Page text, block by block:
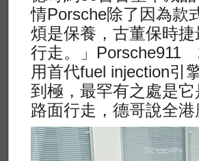
情Porsche除了因為款
煩是保養，古董保時
行走。」Porsche911
用首代fuel injection引
到極，最罕有之處是
路面行走，德哥說全